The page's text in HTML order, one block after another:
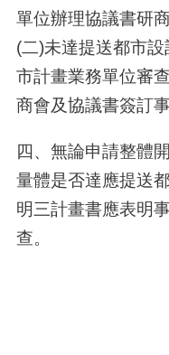
單位辦理協議書研
(二)未達提送都市
市計畫業務單位審
商會及協議書簽訂事
四、無論申請整體
量體是否達應提送
明三計畫書應表明
查。